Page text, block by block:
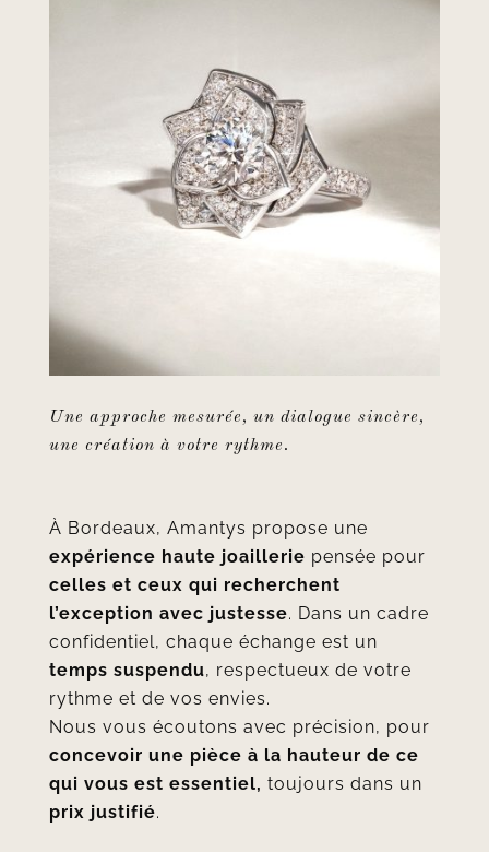
Une approche mesurée, un dialogue sincère,
une création à votre rythme.
À Bordeaux, Amantys propose une
expérience haute joaillerie pensée pour
celles et ceux qui recherchent
l’exception avec justesse. Dans un cadre
confidentiel, chaque échange est un
temps suspendu, respectueux de votre
rythme et de vos envies.
Nous vous écoutons avec précision, pour
concevoir une pièce à la hauteur de ce
qui vous est essentiel, toujours dans un
prix justifié.